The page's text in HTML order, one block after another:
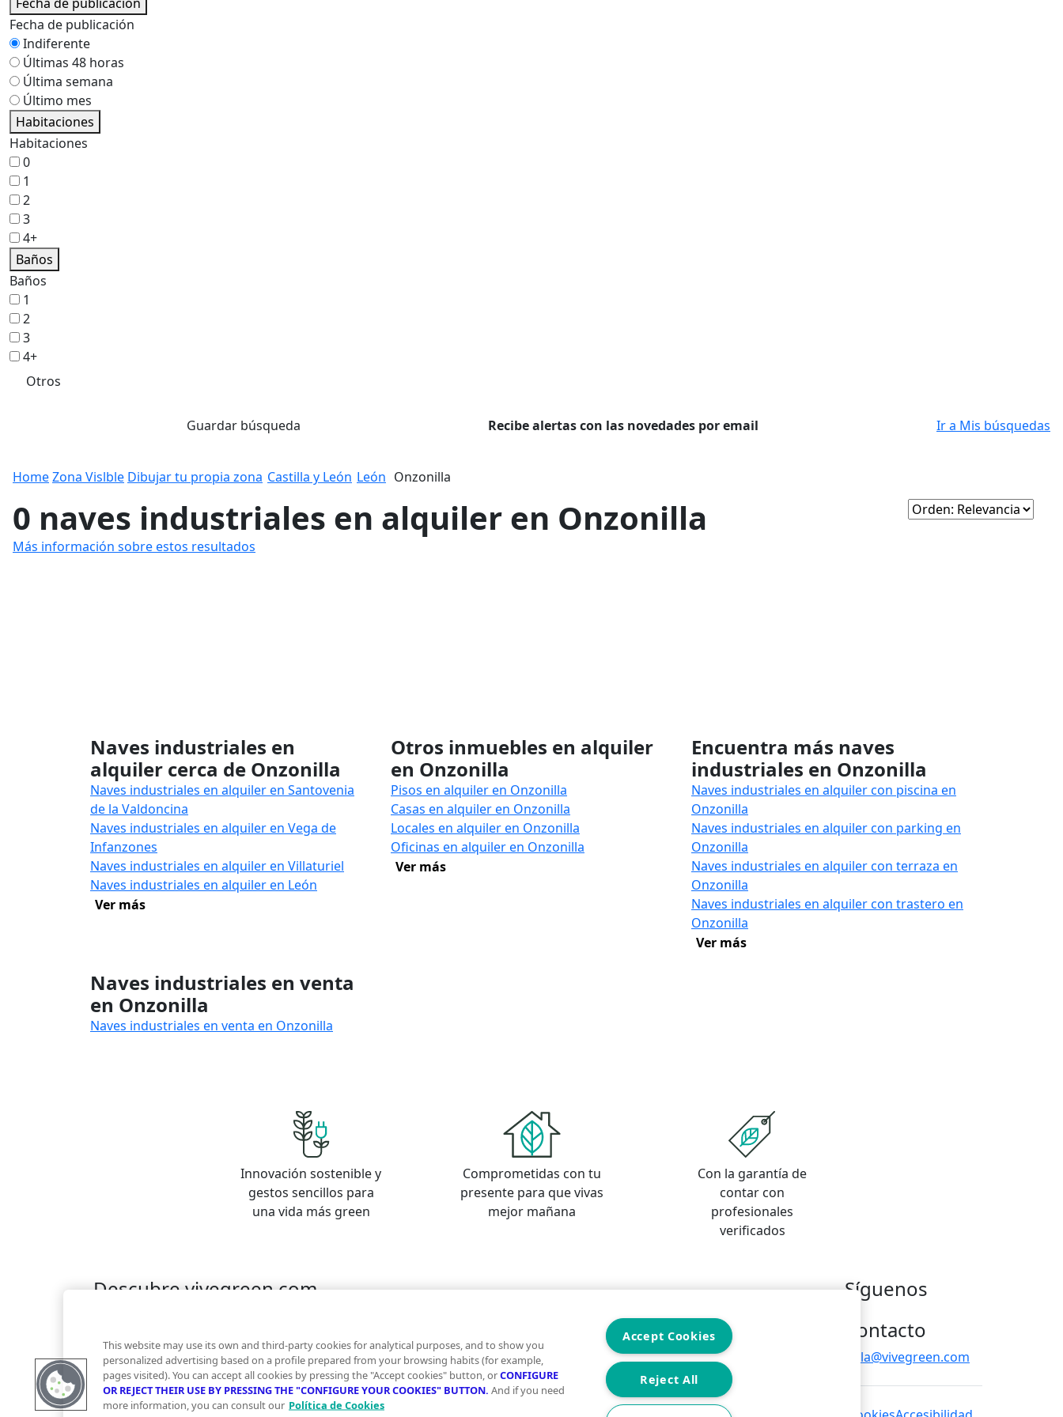
Fecha de publicación
Indiferente
Últimas 48 horas
Última semana
Último mes
Habitaciones
Habitaciones
0
1
2
3
4+
Baños
Baños
1
2
3
4+
Otros
Guardar búsqueda Recibe alertas con las novedades por email Ir a Mis búsquedas
HomeZona Vislble Dibujar tu propia zona Castilla y León León Onzonilla
0 naves industriales en alquiler en Onzonilla
Más información sobre estos resultados
Naves industriales en
alquiler cerca de Onzonilla
Naves industriales en alquiler en Santovenia
de la Valdoncina
Naves industriales en alquiler en Vega de
Infanzones
Naves industriales en alquiler en Villaturiel
Naves industriales en alquiler en León
Ver más
Otros inmuebles en alquiler
en Onzonilla
Pisos en alquiler en Onzonilla
Casas en alquiler en Onzonilla
Locales en alquiler en Onzonilla
Oficinas en alquiler en Onzonilla
Ver más
Encuentra más naves
industriales en Onzonilla
Naves industriales en alquiler con piscina en
Onzonilla
Naves industriales en alquiler con parking en
Onzonilla
Naves industriales en alquiler con terraza en
Onzonilla
Naves industriales en alquiler con trastero en
Onzonilla
Ver más
Naves industriales en venta
en Onzonilla
Naves industriales en venta en Onzonilla
Innovación sostenible y
gestos sencillos para
una vida más green
Comprometidas con tu
presente para que vivas
mejor mañana
Con la garantía de
contar con
profesionales
verificados
Descubre vivegreen.com
Financiación
Síguenos
Contacto
hola@vivegreen.com
This website may use its own and third-party cookies for analytical purposes, and to show you
personalized advertising based on a profile prepared from your browsing habits (for example,
pages visited). You can accept all cookies by pressing the "Accept cookies" button, orCONFIGURE
OR REJECT THEIR USE BY PRESSING THE "CONFIGURE YOUR COOKIES" BUTTON. And if you need
more information, you can consult our Política de Cookies
Accept Cookies
Reject All